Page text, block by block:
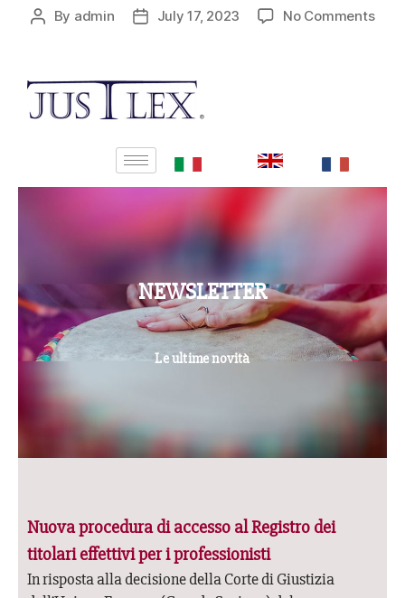
By admin July 17, 2023 No Comments
NEWSLETTER
Le ultime novità
Nuova procedura di accesso al Registro dei
titolari effettivi per i professionisti
In risposta alla decisione della Corte di Giustizia